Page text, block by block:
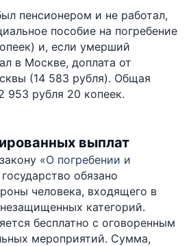
пенсионером и не работал,
пособие на погребение
и, если умерший
в Москве, доплата от
(14 583 рубля). Общая
рубля 20 копеек.
выплат
«О погребении и
государство обязано
человека, входящего в
категорий.
бесплатно с оговоренным
мероприятий. Сумма,